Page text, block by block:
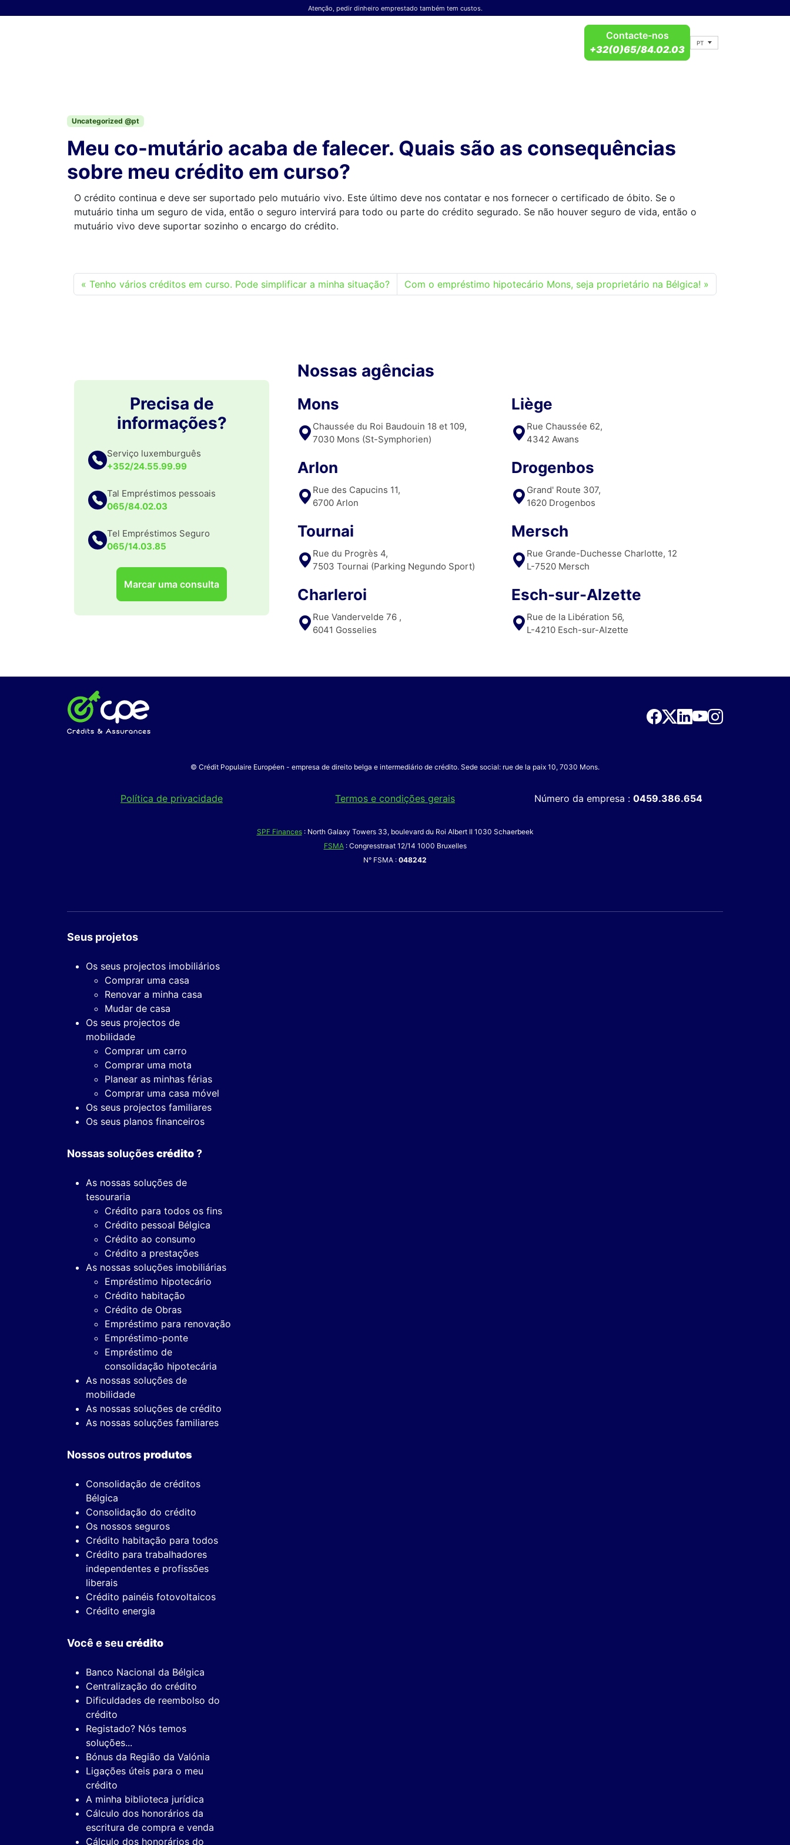
Atenção, pedir dinheiro emprestado também tem custos.
PT
Contacte-nos
+32(0)65/84.02.03
Uncategorized @pt
Meu co-mutário acaba de falecer. Quais são as consequências
sobre meu crédito em curso?
O crédito continua e deve ser suportado pelo mutuário vivo. Este último deve nos contatar e nos fornecer o certificado de óbito. Se o
mutuário tinha um seguro de vida, então o seguro intervirá para todo ou parte do crédito segurado. Se não houver seguro de vida, então o
mutuário vivo deve suportar sozinho o encargo do crédito.
Tenho vários créditos em curso. Pode simplificar a minha situação? Com o empréstimo hipotecário Mons, seja proprietário na Bélgica!
Precisa de
informações?
Serviço luxemburguês
+352/24.55.99.99
Tal Empréstimos pessoais
065/84.02.03
Tel Empréstimos Seguro
065/14.03.85
Marcar uma consulta
Nossas agências
Mons
Chaussée du Roi Baudouin 18 et 109,
7030 Mons (St-Symphorien)
Arlon
Rue des Capucins 11,
6700 Arlon
Tournai
Rue du Progrès 4,
7503 Tournai (Parking Negundo Sport)
Charleroi
Rue Vandervelde 76 ,
6041 Gosselies
Liège
Rue Chaussée 62,
4342 Awans
Drogenbos
Grand' Route 307,
1620 Drogenbos
Mersch
Rue Grande-Duchesse Charlotte, 12
L-7520 Mersch
Esch-sur-Alzette
Rue de la Libération 56,
L-4210 Esch-sur-Alzette
© Crédit Populaire Européen - empresa de direito belga e intermediário de crédito. Sede social: rue de la paix 10, 7030 Mons.
Política de privacidade Termos e condições gerais Número da empresa : 0459.386.654
SPF Finances: North Galaxy Towers 33, boulevard du Roi Albert II 1030 Schaerbeek
FSMA: Congresstraat 12/14 1000 Bruxelles
N° FSMA : 048242
Seus projetos
Os seus projectos imobiliários
Comprar uma casa
Renovar a minha casa
Mudar de casa
Os seus projectos de
mobilidade
Comprar um carro
Comprar uma mota
Planear as minhas férias
Comprar uma casa móvel
Os seus projectos familiares
Os seus planos financeiros
Nossas soluçõescrédito?
As nossas soluções de
tesouraria
Crédito para todos os fins
Crédito pessoal Bélgica
Crédito ao consumo
Crédito a prestações
As nossas soluções imobiliárias
Empréstimo hipotecário
Crédito habitação
Crédito de Obras
Empréstimo para renovação
Empréstimo-ponte
Empréstimo de
consolidação hipotecária
As nossas soluções de
mobilidade
As nossas soluções de crédito
As nossas soluções familiares
Nossos outrosprodutos
Consolidação de créditos
Bélgica
Consolidação do crédito
Os nossos seguros
Crédito habitação para todos
Crédito para trabalhadores
independentes e profissões
liberais
Crédito painéis fotovoltaicos
Crédito energia
Você e seu crédito
Banco Nacional da Bélgica
Centralização do crédito
Dificuldades de reembolso do
crédito
Registado? Nós temos
soluções...
Bónus da Região da Valónia
Ligações úteis para o meu
crédito
A minha biblioteca jurídica
Cálculo dos honorários da
escritura de compra e venda
Cálculo dos honorários do